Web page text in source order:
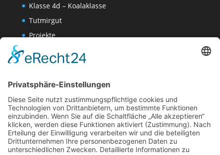
Klasse 4d – Koalaklasse
Tutmirgut
Projekte
Wissenschaften-AG
Datenschutzerklärung
Website Administration